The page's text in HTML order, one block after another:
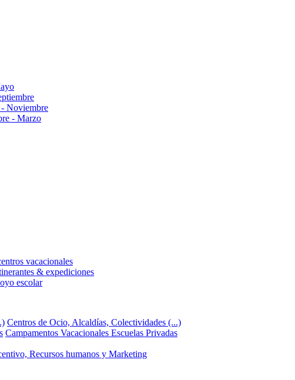
Noviembre
- Marzo
vacacionales
& expediciones
escolar
Centros de Ocio, Alcaldías, Colectividades (...)
Campamentos Vacacionales Escuelas Privadas
Recursos humanos y Marketing